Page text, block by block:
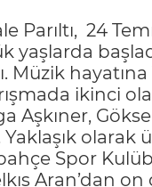
Parıltı, 24
Müzik hayatına
ikinci
Aşkıner,
olarak
Spor
Aran’dan